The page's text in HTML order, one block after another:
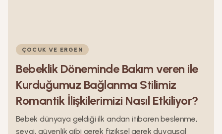
ÇOCUK VE ERGEN
Bebeklik Döneminde Bakım veren ile
Kurduğumuz Bağlanma Stilimiz
Romantik İlişkilerimizi Nasıl Etkiliyor?
Bebek dünyaya geldiği ilk andan itibaren beslenme,
sevgi, güvenlik gibi gerek fiziksel gerek duygusal